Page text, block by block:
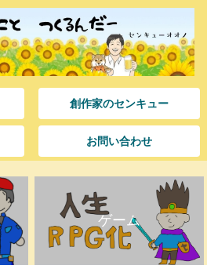
創作家のセンキュー
お問い合わせ
ゲーム